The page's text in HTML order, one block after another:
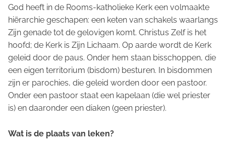
God heeft in de Rooms-katholieke Kerk een volmaakte
hiërarchie geschapen: een keten van schakels waarlangs
Zijn genade tot de gelovigen komt. Christus Zelf is het
hoofd; de Kerk is Zijn Lichaam. Op aarde wordt de Kerk
geleid door de paus. Onder hem staan bisschoppen, die
een eigen territorium (bisdom) besturen. In bisdommen
zijn er parochies, die geleid worden door een pastoor.
Onder een pastoor staat een kapelaan (die wel priester
is) en daaronder een diaken (geen priester).
Wat is de plaats van leken?